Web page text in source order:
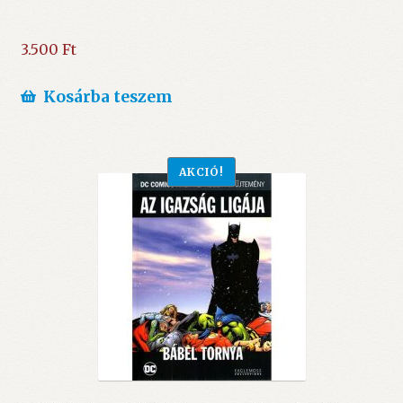
3.500 Ft
Kosárba teszem
AKCIÓ!